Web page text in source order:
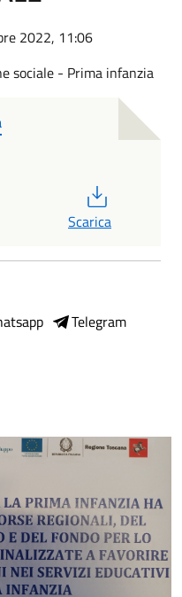
2022, 11:06
sociale - Prima infanzia
Scarica
Telegram